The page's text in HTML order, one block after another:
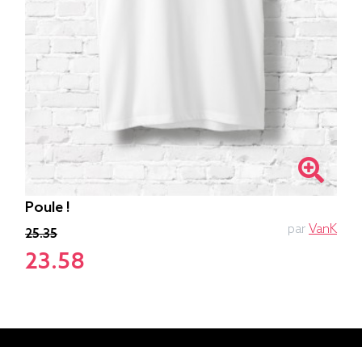
Poule !
25.35
23.58
par VanK